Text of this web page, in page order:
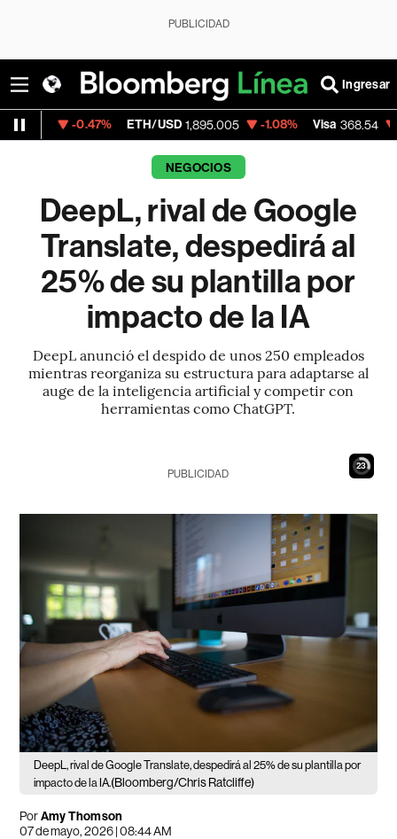
PUBLICIDAD
Ingresar
ETH/USD 1,895.005 -1.08% Visa 368.54 -0.28%
NEGOCIOS
DeepL, rival de Google
Translate, despedirá al
25% de su plantilla por
impacto de la IA
DeepL anunció el despido de unos 250 empleados
mientras reorganiza su estructura para adaptarse al
auge de la inteligencia artificial y competir con
herramientas como ChatGPT.
22
PUBLICIDAD
DeepL, rival de Google Translate, despedirá al 25% de su plantilla por
impacto de la IA.(Bloomberg/Chris Ratcliffe)
PorAmy Thomson
07 de mayo, 2026 | 08:44 AM